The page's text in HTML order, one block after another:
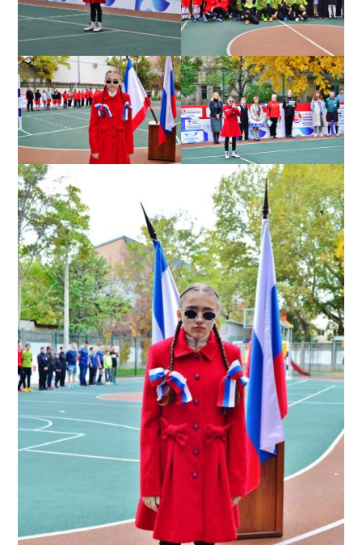
Желаем творческих успехов и вдохновения,
создавать новые шедевры!